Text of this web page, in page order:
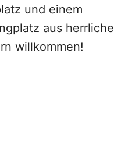
und einem
aus herrliche
willkommen!